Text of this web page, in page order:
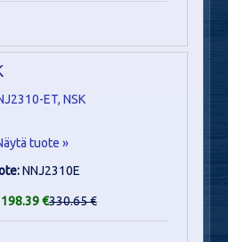
tuote »
NNJ2310E
198.39 €330.65 €